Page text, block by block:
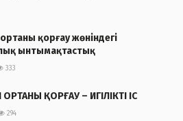
қорғау жөніндегі
ынтымақтастық
333
ҚОРҒАУ – ИГІЛІКТІ ІС
294